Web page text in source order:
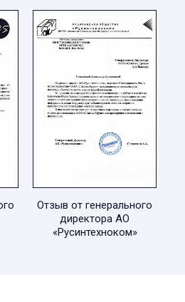
Отзыв от генерального
директора АО
«Русинтехноком»